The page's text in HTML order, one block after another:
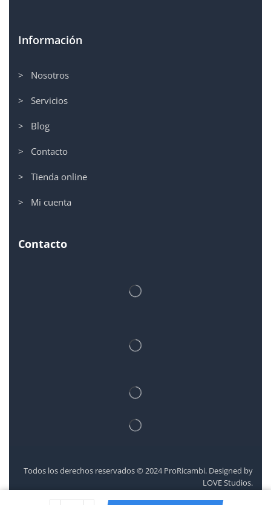
Información
> Nosotros
> Servicios
> Blog
> Contacto
> Tienda online
> Mi cuenta
Contacto
Todos los derechos reservados © 2024 ProRicambi. Designed by
LOVE Studios.